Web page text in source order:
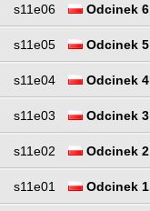
s11e06 Odcinek 6
s11e05 Odcinek 5
s11e04 Odcinek 4
s11e03 Odcinek 3
s11e02 Odcinek 2
s11e01 Odcinek 1